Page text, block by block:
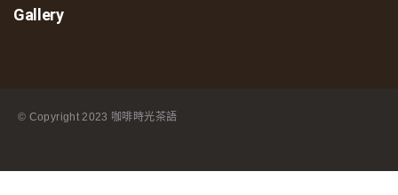
Gallery
© Copyright2023 咖啡時光茶語